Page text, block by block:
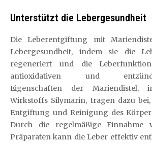
Unterstützt die Lebergesundheit
Die Leberentgiftung mit
Lebergesundheit, indem sie die
regeneriert und die
antioxidativen und
Eigenschaften der Mariendistel,
Wirkstoffs Silymarin, tragen dazu
Entgiftung und Reinigung des
Durch die regelmäßige Einnahme
Präparaten kann die Leber effektiv